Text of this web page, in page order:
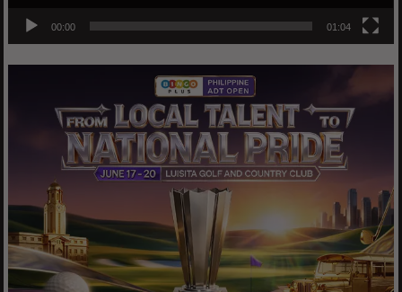
00:00 01:04